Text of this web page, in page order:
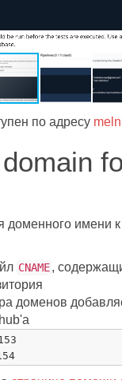
по адресу
доменного имени
CNAME,
доменов